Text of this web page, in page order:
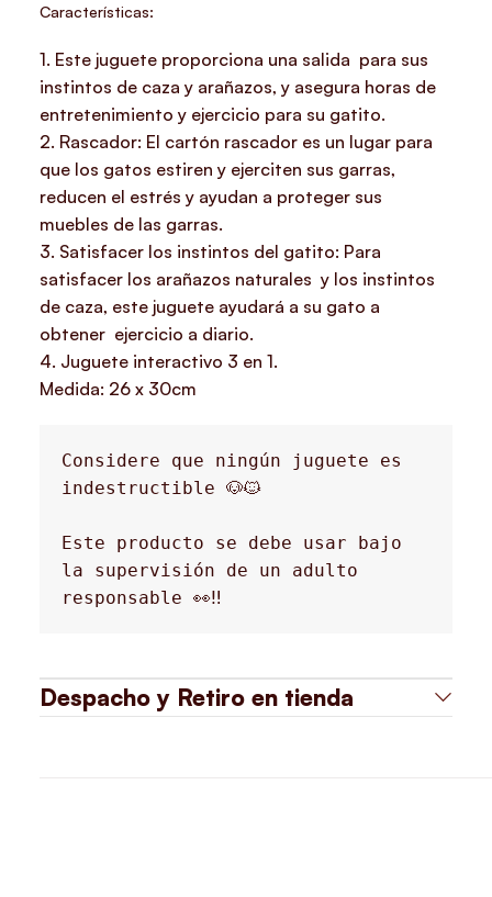
Características:
1. Este juguete proporciona una salida para sus
instintos de caza y arañazos, y asegura horas de
entretenimiento y ejercicio para su gatito.
2. Rascador: El cartón rascador es un lugar para
que los gatos estiren y ejerciten sus garras,
reducen el estrés y ayudan a proteger sus
muebles de las garras.
3. Satisfacer los instintos del gatito: Para
satisfacer los arañazos naturales y los instintos
de caza, este juguete ayudará a su gato a
obtener ejercicio a diario.
4. Juguete interactivo 3 en 1.
Medida: 26 x 30cm
Considere que ningún juguete es
indestructible 🐶🐱
Este producto se debe usar bajo
la supervisión de un adulto
responsable 👀‼️
Despacho y Retiro en tienda